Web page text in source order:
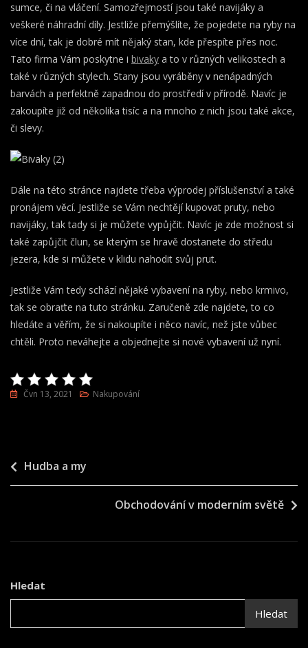
sumce, či na vláčení. Samozřejmostí jsou také navijáky a
veškeré náhradní díly. Jestliže přemýšlíte, že pojedete na ryby na
více dní, tak je dobré mít nějaký stan, kde přespíte přes noc.
Tato firma Vám poskytne i bivaky a to v různých velikostech a
také v různých stylech. Stany jsou vyráběny v nenápadných
barvách a perfektně zapadnou do prostředí v přírodě. Navíc je
zakoupíte již od několika tisíc a na mnoho z nich jsou také akce,
či slevy.
Dále na této stránce najdete třeba výprodej příslušenství a také
pronájem věcí. Jestliže se Vám nechtějí kupovat pruty, nebo
navijáky, tak tady si je můžete vypůjčit. Navíc je zde možnost si
také zapůjčit člun, se kterým se hravě dostanete do středu
jezera, kde si můžete v klidu nahodit svůj prut.
Jestliže Vám tedy schází nějaké vybavení na ryby, nebo krmivo,
tak se obraťte na tuto stránku. Zaručeně zde najdete, to co
hledáte a věřím, že si nakoupíte i něco navíc, než jste vůbec
chtěli. Proto neváhejte a objednejte si nové vybavení už nyní.
Čvn 13, 2021 Nakupování
Navigace
pro
Hudba a my
Obchodování v moderním světě
Hledat
Hledat